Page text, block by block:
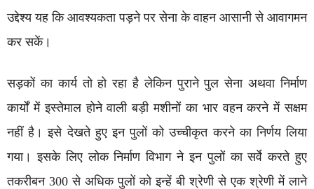
उद्देश्य यह कि आवश्यकता पड़ने पर सेना के वाहन आसानी से आवागमन
कर सकें।
सड़कों का कार्य तो हो रहा है लेकिन पुराने पुल सेना अथवा निर्माण
कार्यों में इस्तेमाल होने वाली बड़ी मशीनों का भार वहन करने में सक्षम
नहीं है। इसे देखते हुए इन पुलों को उच्चीकृत करने का निर्णय लिया
गया। इसके लिए लोक निर्माण विभाग ने इन पुलों का सर्वे करते हुए
तकरीबन 300 से अधिक पुलों को इन्हें बी श्रेणी से एक श्रेणी में लाने